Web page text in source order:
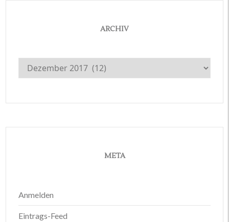
ARCHIV
Archiv
META
Anmelden
Eintrags-Feed